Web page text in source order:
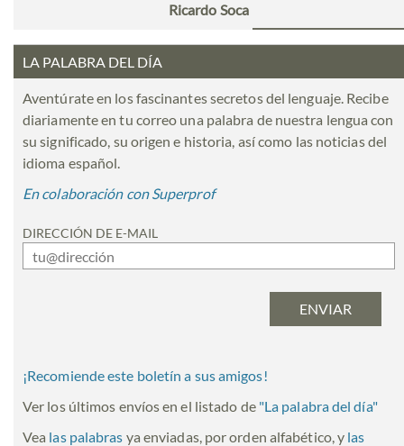
Ricardo Soca
LA PALABRA DEL DÍA
Aventúrate en los fascinantes secretos del lenguaje. Recibe
diariamente en tu correo una palabra de nuestra lengua con
su significado, su origen e historia, así como las noticias del
idioma español.
En colaboración con Superprof
DIRECCIÓN DE E-MAIL
¡Recomiende este boletín a sus amigos!
Ver los últimos envíos en el listado de "La palabra del día"
Vea las palabras ya enviadas, por orden alfabético, y las